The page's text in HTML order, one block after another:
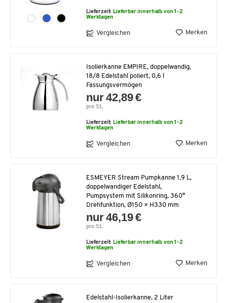
Lieferzeit: Lieferbar innerhalb von 1-2
Werktagen
Vergleichen Merken
Isolierkanne EMPIRE, doppelwandig,
18/8 Edelstahl poliert, 0,6 l
Fassungsvermögen
nur 42,89 €
pro St.
Lieferzeit: Lieferbar innerhalb von 1-2
Werktagen
Vergleichen Merken
ESMEYER Stream Pumpkanne 1,9 L,
doppelwandiger Edelstahl,
Pumpsystem mit Silikonring, 360°
Drehfunktion, Ø150 × H330 mm
nur 46,19 €
pro St.
Lieferzeit: Lieferbar innerhalb von 1-2
Werktagen
Vergleichen Merken
Edelstahl-Isolierkanne, 2 Liter